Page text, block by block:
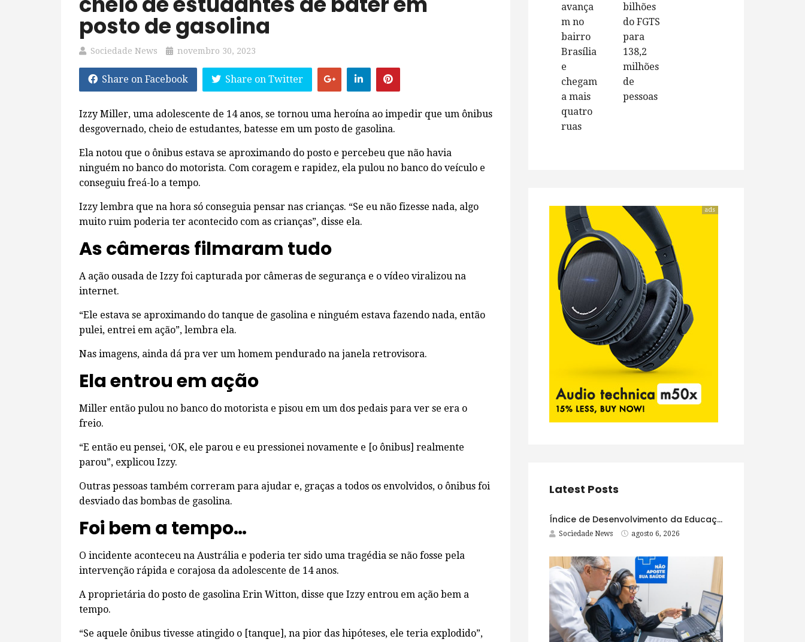
posto de gasolina
Sociedade News novembro 30, 2023
Share on Facebook Share on Twitter
Izzy Miller, uma adolescente de 14 anos, se tornou uma heroína ao impedir que um ônibus
desgovernado, cheio de estudantes, batesse em um posto de gasolina.
Ela notou que o ônibus estava se aproximando do posto e percebeu que não havia
ninguém no banco do motorista. Com coragem e rapidez, ela pulou no banco do veículo e
conseguiu freá-lo a tempo.
Izzy lembra que na hora só conseguia pensar nas crianças. “Se eu não fizesse nada, algo
muito ruim poderia ter acontecido com as crianças”, disse ela.
As câmeras filmaram tudo
A ação ousada de Izzy foi capturada por câmeras de segurança e o vídeo viralizou na
internet.
“Ele estava se aproximando do tanque de gasolina e ninguém estava fazendo nada, então
pulei, entrei em ação”, lembra ela.
Nas imagens, ainda dá pra ver um homem pendurado na janela retrovisora.
Ela entrou em ação
Miller então pulou no banco do motorista e pisou em um dos pedais para ver se era o
freio.
“E então eu pensei, ‘OK, ele parou e eu pressionei novamente e [o ônibus] realmente
parou”, explicou Izzy.
Outras pessoas também correram para ajudar e, graças a todos os envolvidos, o ônibus foi
desviado das bombas de gasolina.
Foi bem a tempo…
O incidente aconteceu na Austrália e poderia ter sido uma tragédia se não fosse pela
intervenção rápida e corajosa da adolescente de 14 anos.
A proprietária do posto de gasolina Erin Witton, disse que Izzy entrou em ação bem a
tempo.
“Se aquele ônibus tivesse atingido o [tanque], na pior das hipóteses, ele teria explodido”,
avança
m no
bairro
Brasília
e
chegam
a mais
quatro
ruas
bilhões
do FGTS
para
138,2
milhões
de
pessoas
ads
Latest Posts
Índice de Desenvolvimento da Educação Básica tem elevação em todas as etapas
Sociedade News agosto 6, 2026